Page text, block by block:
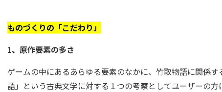
ものづくりの「こだわり」
1、原作要素の多さ
ゲームの中にあるあらゆる要素のなかに、竹取物語に関係
語」という古典文学に対する１つの考察としてユーザーの